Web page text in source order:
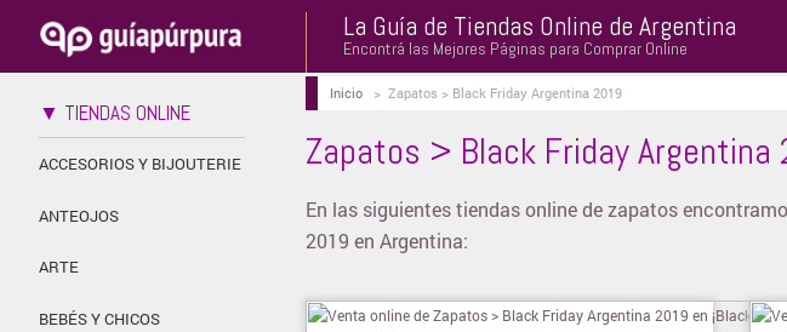
La Guía de Tiendas Online de Argentina
Encontrá las Mejores Páginas para Comprar Online
▼ TIENDAS ONLINE
ACCESORIOS Y BIJOUTERIE
ANTEOJOS
ARTE
BEBÉS Y CHICOS
Inicio> Zapatos > Black Friday Argentina 2019
Zapatos > Black Friday Argentina
En las siguientes tiendas online de zapatos
2019 en Argentina: